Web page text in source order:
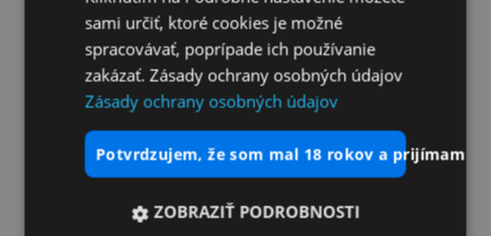
sami určiť, ktoré cookies je možné
spracovávať, poprípade ich používanie
zakázať. Zásady ochrany osobných údajov
Zásady ochrany osobných údajov
potvrdzujem, že som mal 18 rokov a prijímam
ZOBRAZIŤ PODROBNOSTI